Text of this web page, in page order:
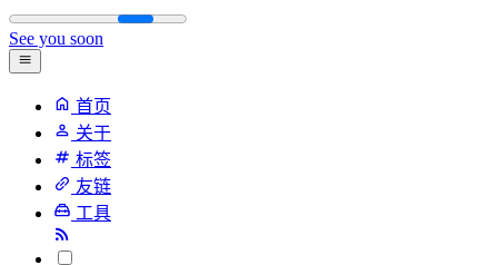
See you soon
首页
关于
标签
友链
工具